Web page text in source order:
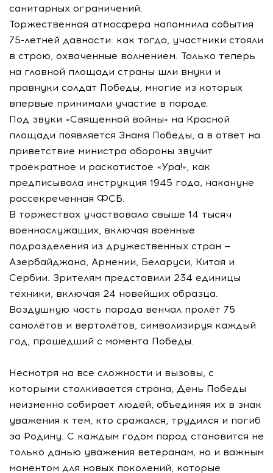
санитарных ограничений.
Торжественная атмосфера напомнила события
75-летней давности: как тогда, участники стояли
в строю, охваченные волнением. Только теперь
на главной площади страны шли внуки и
правнуки солдат Победы, многие из которых
впервые принимали участие в параде.
Под звуки «Священной войны» на Красной
площади появляется Знамя Победы, а в ответ на
приветствие министра обороны звучит
троекратное и раскатистое «Ура!», как
предписывала инструкция 1945 года, накануне
рассекреченная ФСБ.
В торжествах участвовало свыше 14 тысяч
военнослужащих, включая военные
подразделения из дружественных стран —
Азербайджана, Армении, Беларуси, Китая и
Сербии. Зрителям представили 234 единицы
техники, включая 24 новейших образца.
Воздушную часть парада венчал пролёт 75
самолётов и вертолётов, символизируя каждый
год, прошедший с момента Победы.
Несмотря на все сложности и вызовы, с
которыми сталкивается страна, День Победы
неизменно собирает людей, объединяя их в знак
уважения к тем, кто сражался, трудился и погиб
за Родину. С каждым годом парад становится не
только данью уважения ветеранам, но и важным
моментом для новых поколений, которые